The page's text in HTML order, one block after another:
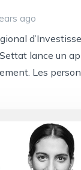
ago
lance un
Les